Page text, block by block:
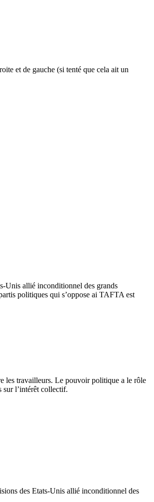
et de gauche (si tenté que cela ait un
Unis allié inconditionnel des grands
politiques qui s’oppose ai TAFTA est
les travailleurs. Le pouvoir politique a le rôle
sur l’intérêt collectif.
des Etats-Unis allié inconditionnel des